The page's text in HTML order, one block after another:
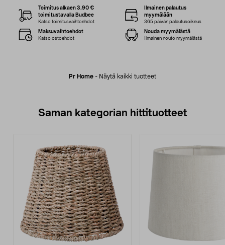
Pr Home - Näytä kaikki tuotteet
Toimitus alkaen 3,90 €
toimitustavalla Budbee
Katso toimitusvaihtoehdot
Ilmainen palautus
myymälään
365 päivän palautusoikeus
Maksuvaihtoehdot
Katso ostoehdot
Nouda myymälästä
Ilmainen nouto myymälästä
Saman kategorian hittituotteet